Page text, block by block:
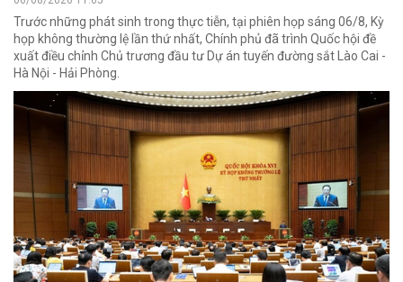
Trước những phát sinh trong thực tiễn, tại phiên họp sáng 06/8, Kỳ
họp không thường lệ lần thứ nhất, Chính phủ đã trình Quốc hội đề
xuất điều chỉnh Chủ trương đầu tư Dự án tuyến đường sắt Lào Cai -
Hà Nội - Hải Phòng.